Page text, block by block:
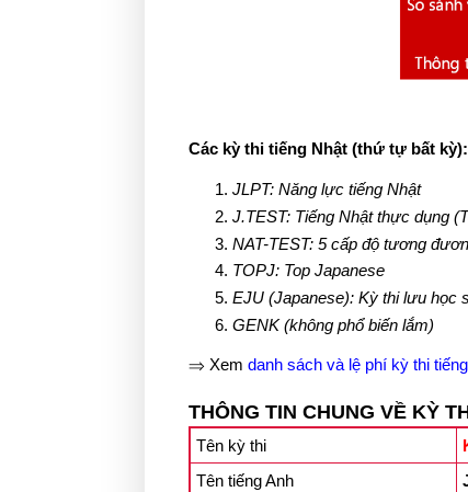
Các kỳ thi tiếng Nhật (thứ tự bất kỳ):
JLPT: Năng lực tiếng Nhật
J.TEST: Tiếng Nhật thực dụng
NAT-TEST: 5 cấp độ tương
TOPJ: Top Japanese
EJU (Japanese): Kỳ thi lưu học
GENK (không phổ biến lắm)
⇒ Xem danh sách và lệ phí kỳ thi
THÔNG TIN CHUNG VỀ KỲ
Tên kỳ thi
Tên tiếng Anh